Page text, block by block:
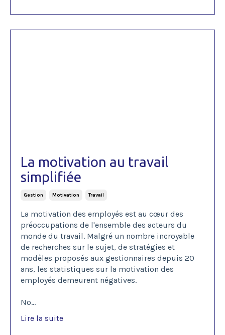
La motivation au travail
simplifiée
Gestion Motivation Travail
La motivation des employés est au cœur des
préoccupations de l'ensemble des acteurs du
monde du travail. Malgré un nombre incroyable
de recherches sur le sujet, de stratégies et
modèles proposés aux gestionnaires depuis 20
ans, les statistiques sur la motivation des
employés demeurent négatives. ​
No...
Lire la suite